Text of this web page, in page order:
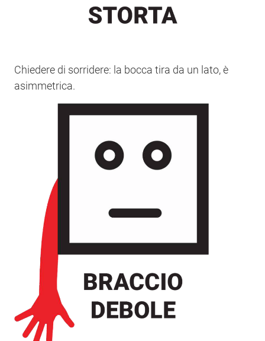
Chiedere di sorridere: la bocca tira da un lato, è
asimmetrica.